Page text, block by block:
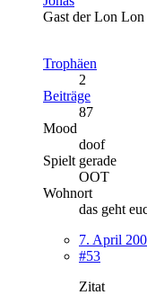
Gast der Lon Lon
Trophäen
2
Beiträge
87
Mood
doof
Spielt gerade
OOT
Wohnort
das geht
7. April
#53
Zitat